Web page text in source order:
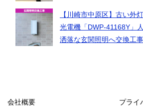
【川崎市中原区】古い外
光電機「DWP-41168Y」
洒落な玄関照明へ交換工事
会社概要 プライ